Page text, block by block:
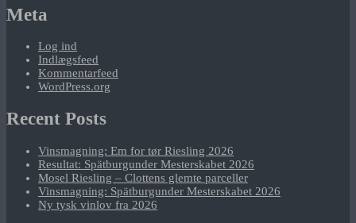
Meta
Log ind
Indlægsfeed
Kommentarfeed
WordPress.org
Recent Posts
Vinsmagning: Em for tør Riesling 2026
Resultat: Spätburgunder Mesterskabet 2026
Mosel Riesling – Clottens glemte parceller
Vinsmagning: Spätburgunder Mesterskabet 2026
Ny tysk vinlov fra 2026